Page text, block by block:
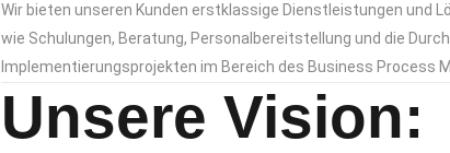
Wir bieten unseren Kunden erstklassige Dienstleistungen und
wie Schulungen, Beratung, Personalbereitstellung und die
Implementierungsprojekten im Bereich des Business Process
Unsere Vision: